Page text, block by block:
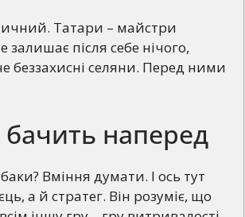
Татари – майстри
після себе нічого,
беззахисні селяни. Перед ними
наперед
Вміння думати. І ось тут
а й стратег. Він розуміє, що